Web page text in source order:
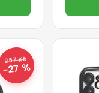
257 Kč
−27 %